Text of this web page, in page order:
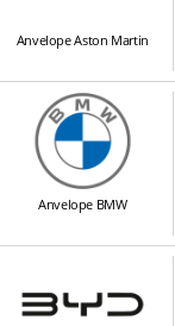
Anvelope Aston Martin
Anvelope BMW